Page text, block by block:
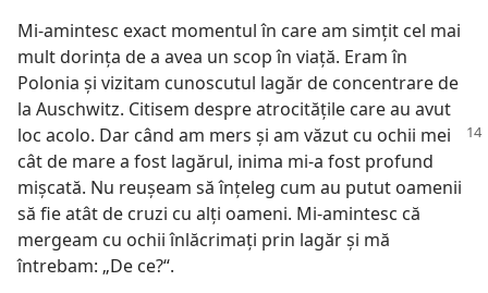
Mi-amintesc exact momentul în care am simţit cel mai
mult dorinţa de a avea un scop în viaţă. Eram în
Polonia şi vizitam cunoscutul lagăr de concentrare de
la Auschwitz. Citisem despre atrocităţile care au avut
loc acolo. Dar când am mers şi am văzut cu ochii mei
cât de mare a fost lagărul, inima mi-a fost profund
mişcată. Nu reuşeam să înţeleg cum au putut oamenii
să fie atât de cruzi cu alţi oameni. Mi-amintesc că
mergeam cu ochii înlăcrimaţi prin lagăr şi mă
întrebam: „De ce?“.